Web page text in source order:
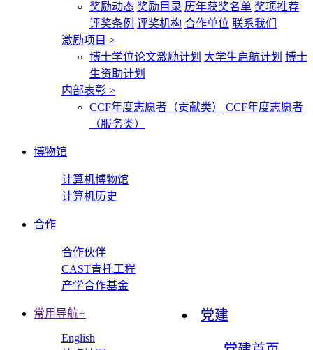
奖励动态 奖励目录 历年获奖名单 奖项推荐
评奖条例 评奖机构 合作单位 联系我们
激励项目 >
博士学位论文激励计划 大学生启航计划 博士
生资助计划
内部表彰 >
CCF年度志愿者（贡献类）
CCF年度志愿者
（服务类）
博物馆
计算机博物馆
计算机历史
合作
合作伙伴
CAST青托工程
产学合作基金
党建
常用导航+
English